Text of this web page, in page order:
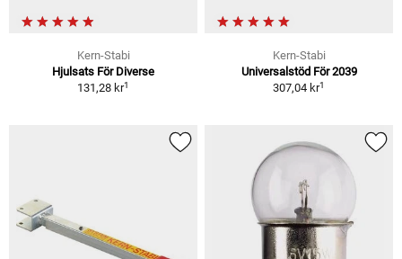
Kern-Stabi
Hjulsats För Diverse
131,28 kr1
Kern-Stabi
Universalstöd För 2039
307,04 kr1